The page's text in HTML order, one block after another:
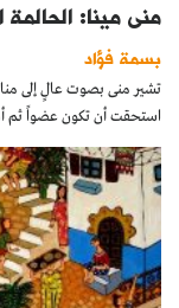
منى مينا:
بسمة فؤاد
تشير منى بصوت عالٍ إلى
استحقت أن تكون عضواً ثم